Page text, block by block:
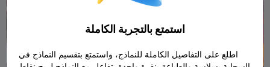
استمتع بالتجربة الكاملة
اطلع على التفاصيل الكاملة للنماذج، واستمتع بتقسيم النماذج في